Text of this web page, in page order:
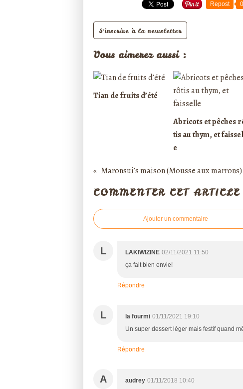
Repost 0
S'inscrire à la newsletter
Vous aimerez aussi :
Tian de fruits d’été
Abricots et pêches
tis au thym, et
e
Maronsui’s maison (Mousse aux marrons)
COMMENTER CET ARTICLE
Ajouter un commentaire
L LAKIWIZINE 02/11/2021 11:50
ça fait bien envie!
Répondre
L la fourmi 01/11/2021 19:10
Un super dessert léger mais festif quand
Répondre
A audrey 01/11/2018 10:40